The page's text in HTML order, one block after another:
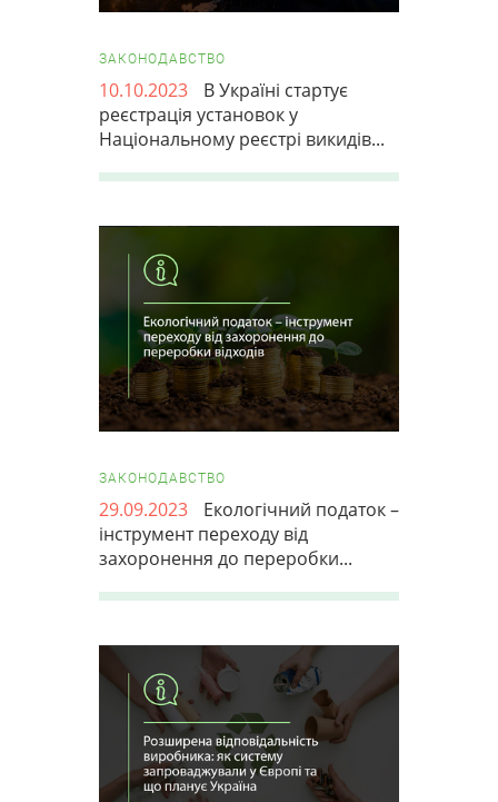
ЗАКОНОДАВСТВО
10.10.2023
В Україні стартує
реєстрація установок у
Національному реєстрі викидів...
ЗАКОНОДАВСТВО
29.09.2023
Екологічний податок –
інструмент переходу від
захоронення до переробки...